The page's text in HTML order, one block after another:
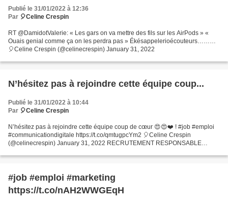
Publié le 31/01/2022 à 12:36
Par 🎈Celine Crespin
RT @DamidotValerie: « Les gars on va mettre des fils sur les AirPods » «
Ouais genial comme ça on les perdra pas » Ékésappelerioécouteurs………
🎈Celine Crespin (@celinecrespin) January 31, 2022
N’hésitez pas à rejoindre cette équipe coup...
Publié le 31/01/2022 à 10:44
Par 🎈Celine Crespin
N’hésitez pas à rejoindre cette équipe coup de cœur 😍😍❤️ ! #job #emploi
#communicationdigitale https://t.co/qmtugpcYm2 🎈Celine Crespin
(@celinecrespin) January 31, 2022 RECRUTEMENT RESPONSABLE
#job #emploi #marketing
https://t.co/nAH2WWGEqH